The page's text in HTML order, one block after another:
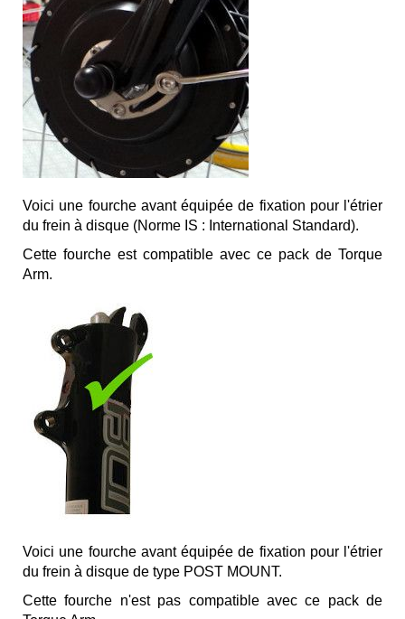
Voici une fourche avant équipée de fixation pour l'étrier
du frein à disque (Norme IS : International Standard).
Cette fourche est compatible avec ce pack de Torque
Arm.
Voici une fourche avant équipée de fixation pour l'étrier
du frein à disque de type POST MOUNT.
Cette fourche n'est pas compatible avec ce pack de